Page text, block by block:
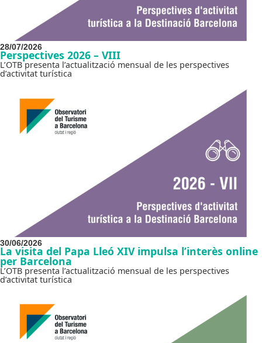
28/07/2026
Perspectives 2026 – VIII
L’OTB presenta l’actualització mensual de les perspectives
d’activitat turística
30/06/2026
La visita del Papa Lleó XIV impulsa l’interès online
per Barcelona
L’OTB presenta l’actualització mensual de les perspectives
d’activitat turística